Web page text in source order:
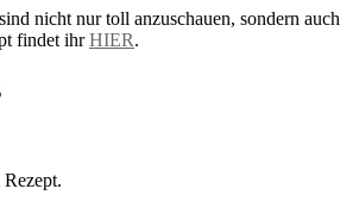
nicht nur toll anzuschauen, sondern auch
findet ihrHIER.